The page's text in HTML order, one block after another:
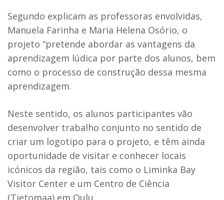
Segundo explicam as professoras envolvidas,
Manuela Farinha e Maria Helena Osório, o
projeto “pretende abordar as vantagens da
aprendizagem lúdica por parte dos alunos, bem
como o processo de construção dessa mesma
aprendizagem.
Neste sentido, os alunos participantes vão
desenvolver trabalho conjunto no sentido de
criar um logotipo para o projeto, e têm ainda
oportunidade de visitar e conhecer locais
icónicos da região, tais como o Liminka Bay
Visitor Center e um Centro de Ciência
(Tietomaa) em Oulu.